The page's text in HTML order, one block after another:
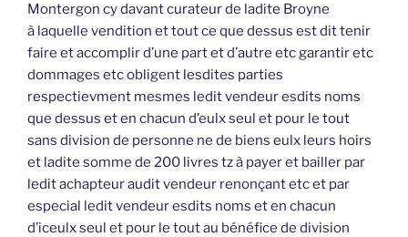
Montergon cy davant curateur de ladite Broyne
à laquelle vendition et tout ce que dessus est dit tenir
faire et accomplir d’une part et d’autre etc garantir etc
dommages etc obligent lesdites parties
respectievment mesmes ledit vendeur esdits noms
que dessus et en chacun d’eulx seul et pour le tout
sans division de personne ne de biens eulx leurs hoirs
et ladite somme de 200 livres tz à payer et bailler par
ledit achapteur audit vendeur renonçant etc et par
especial ledit vendeur esdits noms et en chacun
d’iceulx seul et pour le tout au bénéfice de division